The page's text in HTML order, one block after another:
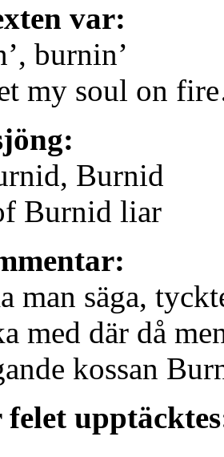
var:
burnin’
my soul on
Burnid
Burnid liar
man säga,
med där då
kossan